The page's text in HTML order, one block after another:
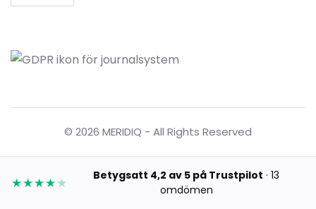
© 2026 MERIDIQ - All Rights Reserved
★★★★★ Betygsatt 4,2 av 5 på Trustpilot · 13
omdömen